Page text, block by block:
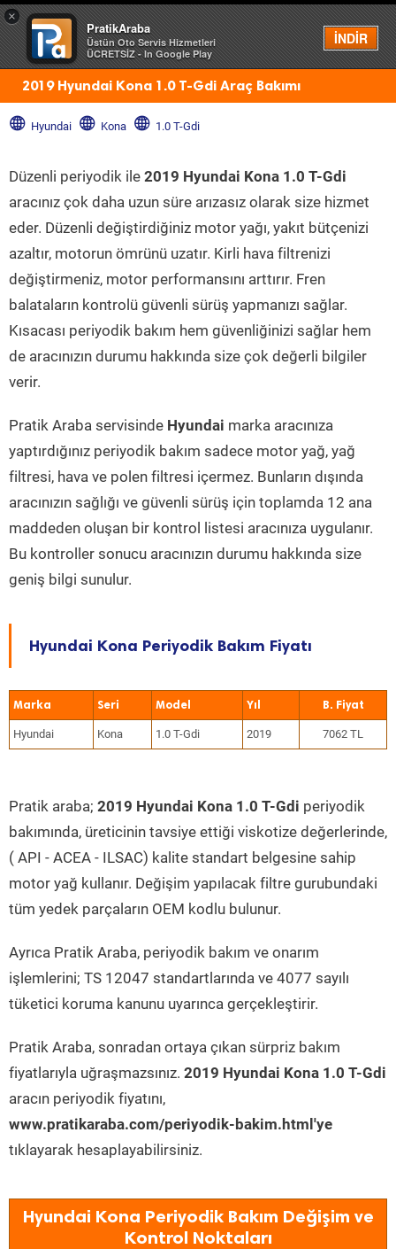
×
PratikAraba
Üstün Oto Servis Hizmetleri
ÜCRETSİZ - In Google Play
İNDİR
Menü
2019 Hyundai Kona 1.0 T-Gdi Araç Bakımı
Hyundai Kona 1.0 T-Gdi
Düzenli periyodik ile 2019 Hyundai Kona 1.0 T-Gdi
aracınız çok daha uzun süre arızasız olarak size hizmet
eder. Düzenli değiştirdiğiniz motor yağı, yakıt bütçenizi
azaltır, motorun ömrünü uzatır. Kirli hava filtrenizi
değiştirmeniz, motor performansını arttırır. Fren
balataların kontrolü güvenli sürüş yapmanızı sağlar.
Kısacası periyodik bakım hem güvenliğinizi sağlar hem
de aracınızın durumu hakkında size çok değerli bilgiler
verir.
Pratik Araba servisinde Hyundai marka aracınıza
yaptırdığınız periyodik bakım sadece motor yağ, yağ
filtresi, hava ve polen filtresi içermez. Bunların dışında
aracınızın sağlığı ve güvenli sürüş için toplamda 12 ana
maddeden oluşan bir kontrol listesi aracınıza uygulanır.
Bu kontroller sonucu aracınızın durumu hakkında size
geniş bilgi sunulur.
Hyundai Kona Periyodik Bakım Fiyatı
Marka Seri Model Yıl
Hyundai Kona 1.0 T-Gdi 2019 7062 TL
Pratik araba; 2019 Hyundai Kona 1.0 T-Gdi periyodik
bakımında, üreticinin tavsiye ettiği viskotize değerlerinde,
( API - ACEA - ILSAC) kalite standart belgesine sahip
motor yağ kullanır. Değişim yapılacak filtre gurubundaki
tüm yedek parçaların OEM kodlu bulunur.
Ayrıca Pratik Araba, periyodik bakım ve onarım
işlemlerini; TS 12047 standartlarında ve 4077 sayılı
tüketici koruma kanunu uyarınca gerçekleştirir.
Pratik Araba, sonradan ortaya çıkan sürpriz bakım
fiyatlarıyla uğraşmazsınız. 2019 Hyundai Kona 1.0 T-Gdi
aracın periyodik fiyatını,
www.pratikaraba.com/periyodik-bakim.html'ye
tıklayarak hesaplayabilirsiniz.
Hyundai Kona Periyodik Bakım Değişim ve
Kontrol Noktaları